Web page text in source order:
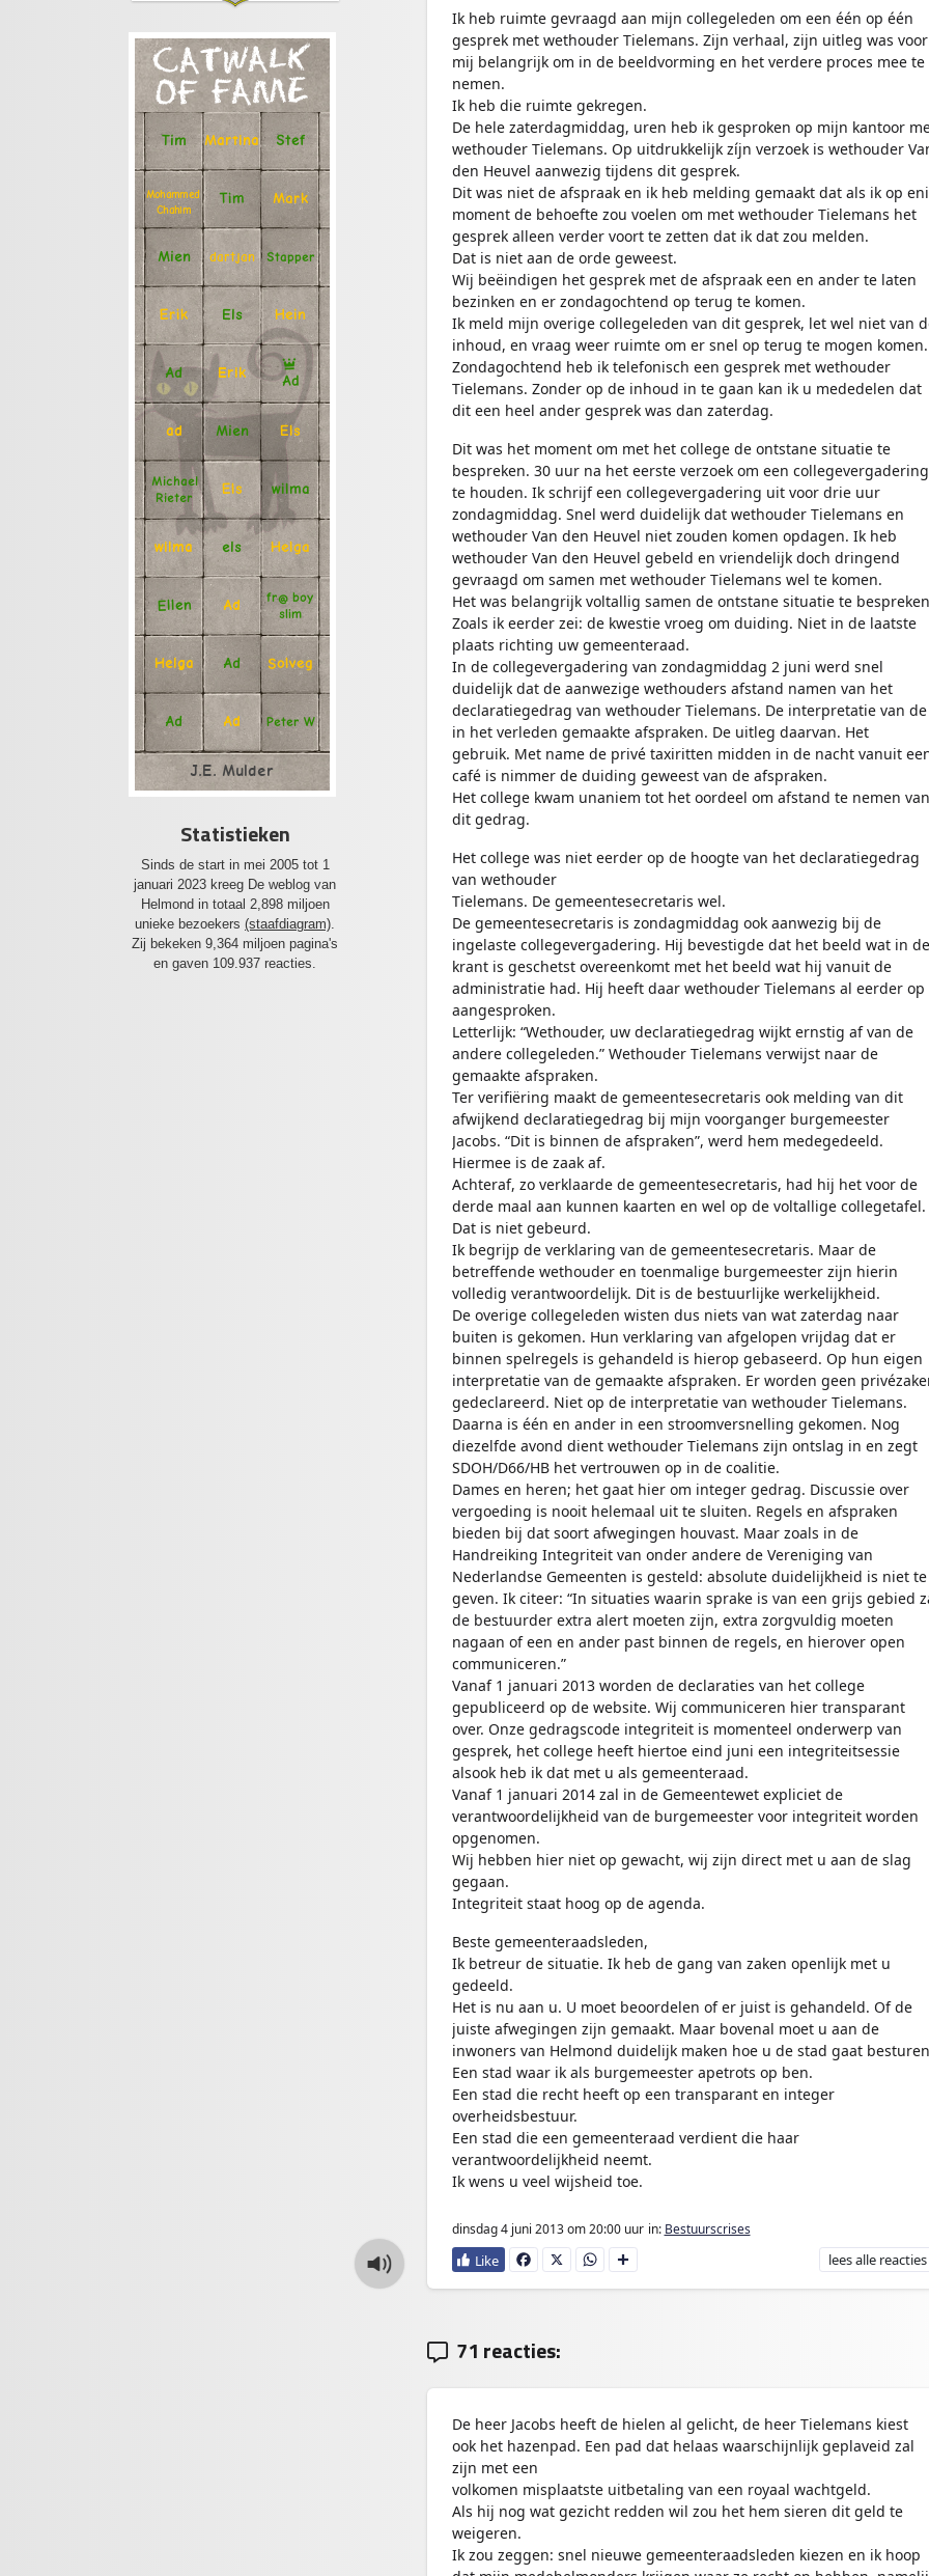
CATWALK
OF FAME
Tim Martina Stef
Mohammed
Chahim
Tim Mark
Mien dartjan Stapper
Erik Els Hein
Ad Erik
Ad
ad Mien Els
Michael
Rieter
Els wilma
wilma els Helga
Ellen Ad fr@ boy
slim
Helga Ad Solveg
Ad Ad Peter W
J.E. Mulder
Statistieken
Sinds de start in mei 2005 tot 1
januari 2023 kreeg De weblog van
Helmond in totaal 2,898 miljoen
unieke bezoekers (staafdiagram)
Zij bekeken 9,364 miljoen pagina's
en gaven 109.937 reacties.
Ik heb ruimte gevraagd aan mijn collegeleden om een één op één
gesprek met wethouder Tielemans. Zijn verhaal, zijn uitleg was voor
mij belangrijk om in de beeldvorming en het verdere proces mee te
nemen.
Ik heb die ruimte gekregen.
De hele zaterdagmiddag, uren heb ik gesproken op mijn kantoor
wethouder Tielemans. Op uitdrukkelijk zíjn verzoek is wethouder
den Heuvel aanwezig tijdens dit gesprek.
Dit was niet de afspraak en ik heb melding gemaakt dat als ik op
moment de behoefte zou voelen om met wethouder Tielemans het
gesprek alleen verder voort te zetten dat ik dat zou melden.
Dat is niet aan de orde geweest.
Wij beëindigen het gesprek met de afspraak een en ander te laten
bezinken en er zondagochtend op terug te komen.
Ik meld mijn overige collegeleden van dit gesprek, let wel niet van
inhoud, en vraag weer ruimte om er snel op terug te mogen komen.
Zondagochtend heb ik telefonisch een gesprek met wethouder
Tielemans. Zonder op de inhoud in te gaan kan ik u mededelen dat
dit een heel ander gesprek was dan zaterdag.
Dit was het moment om met het college de ontstane situatie te
bespreken. 30 uur na het eerste verzoek om een collegevergadering
te houden. Ik schrijf een collegevergadering uit voor drie uur
zondagmiddag. Snel werd duidelijk dat wethouder Tielemans en
wethouder Van den Heuvel niet zouden komen opdagen. Ik heb
wethouder Van den Heuvel gebeld en vriendelijk doch dringend
gevraagd om samen met wethouder Tielemans wel te komen.
Het was belangrijk voltallig samen de ontstane situatie te
Zoals ik eerder zei: de kwestie vroeg om duiding. Niet in de laatste
plaats richting uw gemeenteraad.
In de collegevergadering van zondagmiddag 2 juni werd snel
duidelijk dat de aanwezige wethouders afstand namen van het
declaratiegedrag van wethouder Tielemans. De interpretatie van de
in het verleden gemaakte afspraken. De uitleg daarvan. Het
gebruik. Met name de privé taxiritten midden in de nacht vanuit
café is nimmer de duiding geweest van de afspraken.
Het college kwam unaniem tot het oordeel om afstand te nemen van
dit gedrag.
Het college was niet eerder op de hoogte van het declaratiegedrag
van wethouder
Tielemans. De gemeentesecretaris wel.
De gemeentesecretaris is zondagmiddag ook aanwezig bij de
ingelaste collegevergadering. Hij bevestigde dat het beeld wat in de
krant is geschetst overeenkomt met het beeld wat hij vanuit de
administratie had. Hij heeft daar wethouder Tielemans al eerder op
aangesproken.
Letterlijk: “Wethouder, uw declaratiegedrag wijkt ernstig af van de
andere collegeleden.” Wethouder Tielemans verwijst naar de
gemaakte afspraken.
Ter verifiëring maakt de gemeentesecretaris ook melding van dit
afwijkend declaratiegedrag bij mijn voorganger burgemeester
Jacobs. “Dit is binnen de afspraken”, werd hem medegedeeld.
Hiermee is de zaak af.
Achteraf, zo verklaarde de gemeentesecretaris, had hij het voor de
derde maal aan kunnen kaarten en wel op de voltallige collegetafel.
Dat is niet gebeurd.
Ik begrijp de verklaring van de gemeentesecretaris. Maar de
betreffende wethouder en toenmalige burgemeester zijn hierin
volledig verantwoordelijk. Dit is de bestuurlijke werkelijkheid.
De overige collegeleden wisten dus niets van wat zaterdag naar
buiten is gekomen. Hun verklaring van afgelopen vrijdag dat er
binnen spelregels is gehandeld is hierop gebaseerd. Op hun eigen
interpretatie van de gemaakte afspraken. Er worden geen
gedeclareerd. Niet op de interpretatie van wethouder Tielemans.
Daarna is één en ander in een stroomversnelling gekomen. Nog
diezelfde avond dient wethouder Tielemans zijn ontslag in en zegt
SDOH/D66/HB het vertrouwen op in de coalitie.
Dames en heren; het gaat hier om integer gedrag. Discussie over
vergoeding is nooit helemaal uit te sluiten. Regels en afspraken
bieden bij dat soort afwegingen houvast. Maar zoals in de
Handreiking Integriteit van onder andere de Vereniging van
Nederlandse Gemeenten is gesteld: absolute duidelijkheid is niet te
geven. Ik citeer: “In situaties waarin sprake is van een grijs gebied
de bestuurder extra alert moeten zijn, extra zorgvuldig moeten
nagaan of een en ander past binnen de regels, en hierover open
communiceren.”
Vanaf 1 januari 2013 worden de declaraties van het college
gepubliceerd op de website. Wij communiceren hier transparant
over. Onze gedragscode integriteit is momenteel onderwerp van
gesprek, het college heeft hiertoe eind juni een integriteitsessie
alsook heb ik dat met u als gemeenteraad.
Vanaf 1 januari 2014 zal in de Gemeentewet expliciet de
verantwoordelijkheid van de burgemeester voor integriteit worden
opgenomen.
Wij hebben hier niet op gewacht, wij zijn direct met u aan de slag
gegaan.
Integriteit staat hoog op de agenda.
Beste gemeenteraadsleden,
Ik betreur de situatie. Ik heb de gang van zaken openlijk met u
gedeeld.
Het is nu aan u. U moet beoordelen of er juist is gehandeld. Of de
juiste afwegingen zijn gemaakt. Maar bovenal moet u aan de
inwoners van Helmond duidelijk maken hoe u de stad gaat
Een stad waar ik als burgemeester apetrots op ben.
Een stad die recht heeft op een transparant en integer
overheidsbestuur.
Een stad die een gemeenteraad verdient die haar
verantwoordelijkheid neemt.
Ik wens u veel wijsheid toe.
dinsdag 4 juni 2013om 20:00 uur in: Bestuurscrises
Fa
ce
X
W
ha
D
e
leesalle reacties
71 reacties:
De heer Jacobs heeft de hielen al gelicht, de heer Tielemans kiest
ook het hazenpad. Een pad dat helaas waarschijnlijk geplaveid zal
zijn met een
volkomen misplaatste uitbetaling van een royaal wachtgeld.
Als hij nog wat gezicht redden wil zou het hem sieren dit geld te
weigeren.
Ik zou zeggen: snel nieuwe gemeenteraadsleden kiezen en ik hoop